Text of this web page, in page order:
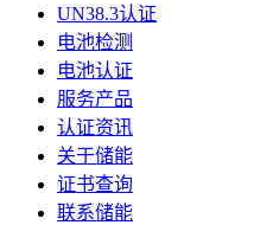
UN38.3认证
电池检测
电池认证
服务产品
认证资讯
关于储能
证书查询
联系储能